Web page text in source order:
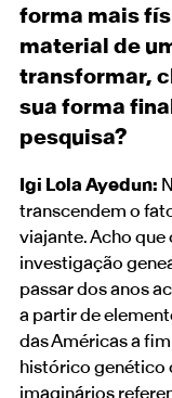
forma mais
material de
transformar,
sua forma
pesquisa?
Igi Lola Ayedun:
transcendem o
viajante. Acho
investigação
passar dos anos
a partir de
das Américas a
histórico genético
imaginários